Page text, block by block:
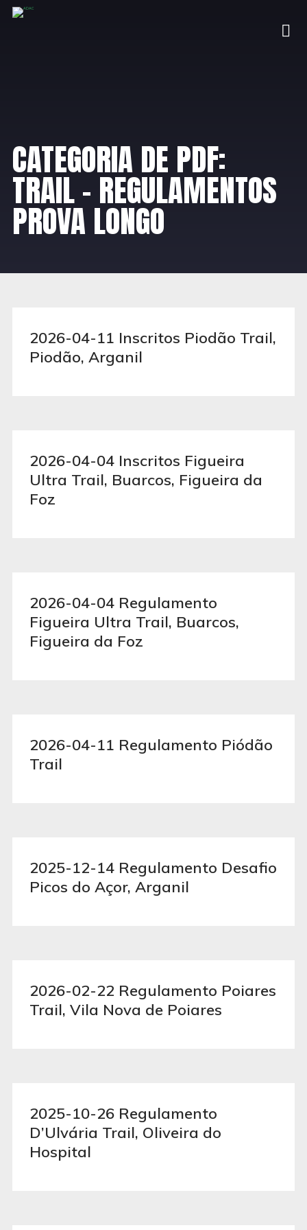
CATEGORIA DE PDF:
TRAIL – REGULAMENTOS
PROVA LONGO
2026-04-11 Inscritos Piodão Trail,
Piodão, Arganil
2026-04-04 Inscritos Figueira
Ultra Trail, Buarcos, Figueira da
Foz
2026-04-04 Regulamento
Figueira Ultra Trail, Buarcos,
Figueira da Foz
2026-04-11 Regulamento Piódão
Trail
2025-12-14 Regulamento Desafio
Picos do Açor, Arganil
2026-02-22 Regulamento Poiares
Trail, Vila Nova de Poiares
2025-10-26 Regulamento
D’Ulvária Trail, Oliveira do
Hospital